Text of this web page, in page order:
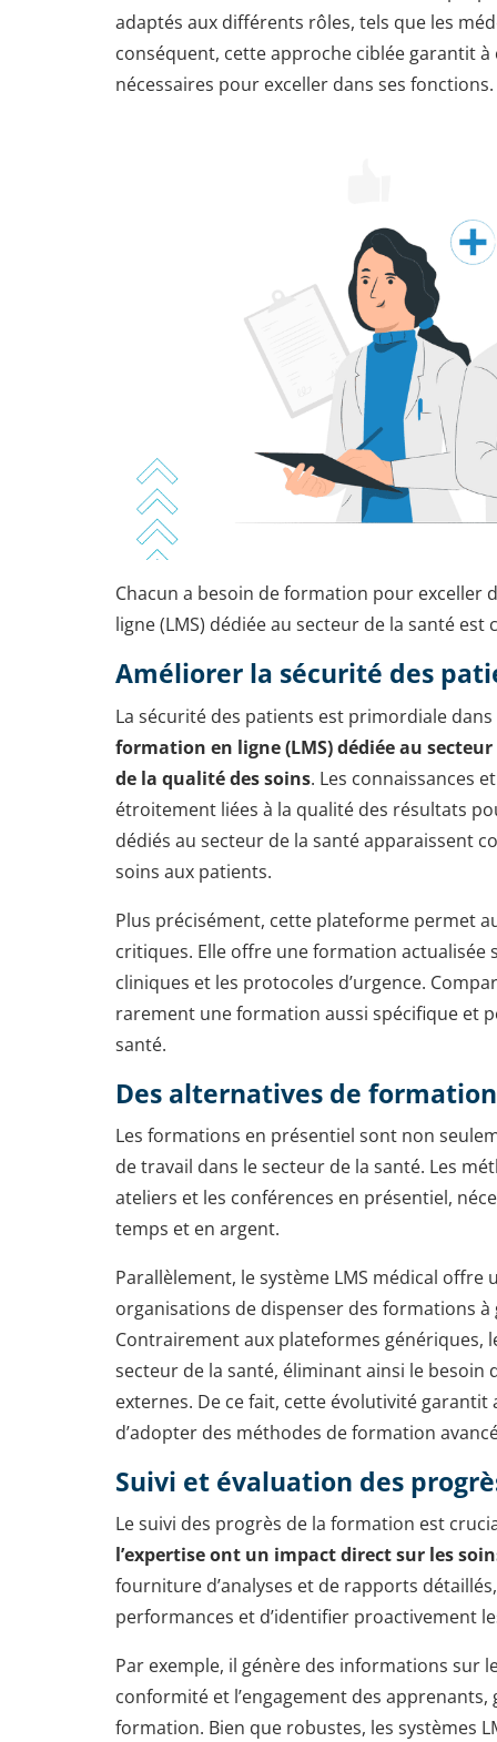
adaptés aux différents rôles, tels que les
conséquent, cette approche ciblée garantit à
nécessaires pour exceller dans ses fonctions.
Chacun a besoin de formation pour
ligne (LMS) dédiée au secteur de la santé
Améliorer la sécurité des
La sécurité des patients est primordiale
formation en ligne (LMS) dédiée au
de la qualité des soins. Les connaissances
étroitement liées à la qualité des résultats
dédiés au secteur de la santé apparaissent
soins aux patients.
Plus précisément, cette plateforme permet
critiques. Elle offre une formation
cliniques et les protocoles d’urgence.
rarement une formation aussi spécifique et
santé.
Des alternatives de
Les formations en présentiel sont non
de travail dans le secteur de la santé. Les
ateliers et les conférences en présentiel,
temps et en argent.
Parallèlement, le système LMS médical offre
organisations de dispenser des formations
Contrairement aux plateformes génériques,
secteur de la santé, éliminant ainsi le
externes. De ce fait, cette évolutivité
d’adopter des méthodes de formation
Suivi et évaluation des
Le suivi des progrès de la formation est
l’expertise ont un impact direct sur les
fourniture d’analyses et de rapports
performances et d’identifier proactivement
Par exemple, il génère des informations sur
conformité et l’engagement des
formation. Bien que robustes, les systèmes